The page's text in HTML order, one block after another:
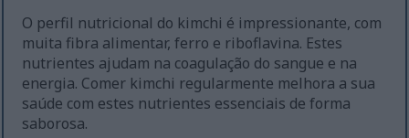
O perfil nutricional do kimchi é impressionante, com
muita fibra alimentar, ferro e riboflavina. Estes
nutrientes ajudam na coagulação do sangue e na
energia. Comer kimchi regularmente melhora a sua
saúde com estes nutrientes essenciais de forma
saborosa.